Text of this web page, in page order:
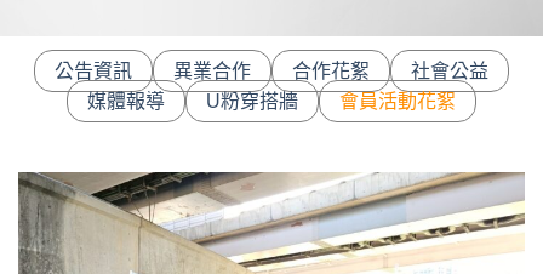
公告資訊 異業合作 合作花絮
社會公益
媒體報導
U粉穿搭牆 會員活動花絮